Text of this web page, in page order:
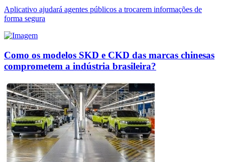
Aplicativo ajudará agentes públicos a trocarem informações de
forma segura
Como os modelos SKD e CKD das marcas chinesas
comprometem a indústria brasileira?